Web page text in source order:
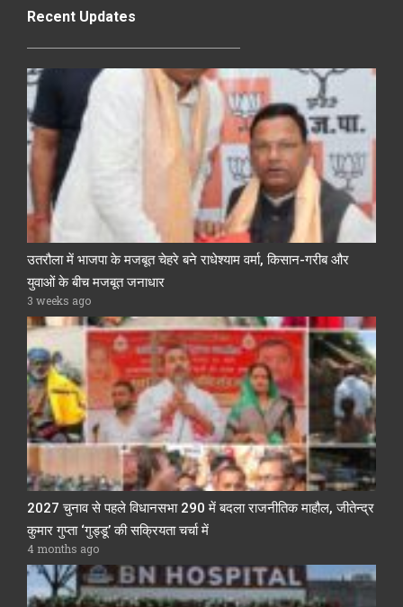
Recent Updates
उतरौला में भाजपा के मजबूत चेहरे बने राधेश्याम वर्मा, किसान-गरीब और
युवाओं के बीच मजबूत जनाधार
3 weeks ago
2027 चुनाव से पहले विधानसभा 290 में बदला राजनीतिक माहौल, जीतेन्द्र
कुमार गुप्ता ‘गुड्डू’ की सक्रियता चर्चा में
4 months ago